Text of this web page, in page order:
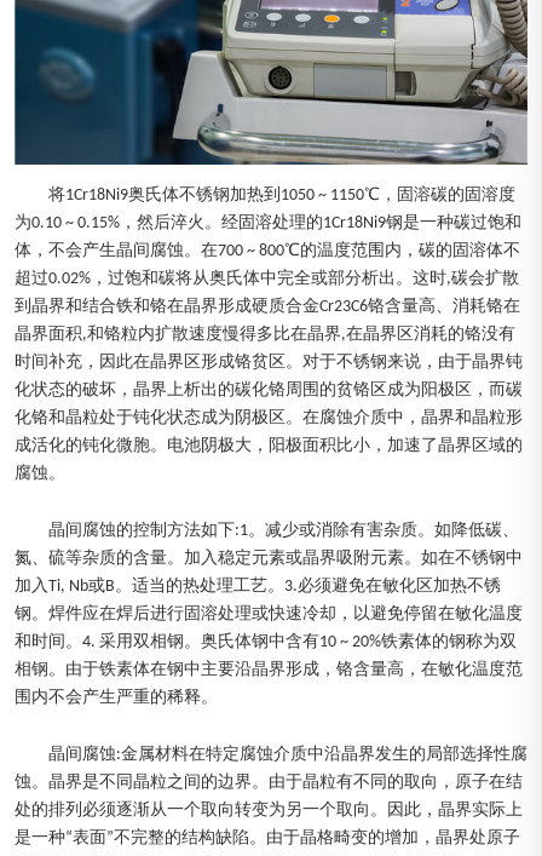
将1Cr18Ni9奥氏体不锈钢加热到1050 ~ 1150℃，固溶碳的固溶度
为0.10 ~ 0.15%，然后淬火。经固溶处理的1Cr18Ni9钢是一种碳过饱和
体，不会产生晶间腐蚀。在700 ~ 800℃的温度范围内，碳的固溶体不
超过0.02%，过饱和碳将从奥氏体中完全或部分析出。这时,碳会扩散
到晶界和结合铁和铬在晶界形成硬质合金Cr23C6铬含量高、消耗铬在
晶界面积,和铬粒内扩散速度慢得多比在晶界,在晶界区消耗的铬没有
时间补充，因此在晶界区形成铬贫区。对于不锈钢来说，由于晶界钝
化状态的破坏，晶界上析出的碳化铬周围的贫铬区成为阳极区，而碳
化铬和晶粒处于钝化状态成为阴极区。在腐蚀介质中，晶界和晶粒形
成活化的钝化微胞。电池阴极大，阳极面积比小，加速了晶界区域的
腐蚀。
晶间腐蚀的控制方法如下:1。减少或消除有害杂质。如降低碳、
氮、硫等杂质的含量。加入稳定元素或晶界吸附元素。如在不锈钢中
加入Ti, Nb或B。适当的热处理工艺。3.必须避免在敏化区加热不锈
钢。焊件应在焊后进行固溶处理或快速冷却，以避免停留在敏化温度
和时间。4. 采用双相钢。奥氏体钢中含有10 ~ 20%铁素体的钢称为双
相钢。由于铁素体在钢中主要沿晶界形成，铬含量高，在敏化温度范
围内不会产生严重的稀释。
晶间腐蚀:金属材料在特定腐蚀介质中沿晶界发生的局部选择性腐
蚀。晶界是不同晶粒之间的边界。由于晶粒有不同的取向，原子在结
处的排列必须逐渐从一个取向转变为另一个取向。因此，晶界实际上
是一种“表面”不完整的结构缺陷。由于晶格畸变的增加，晶界处原子